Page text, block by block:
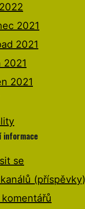
2021
2021
2021
2021
informace
se
(příspěvky)
komentářů